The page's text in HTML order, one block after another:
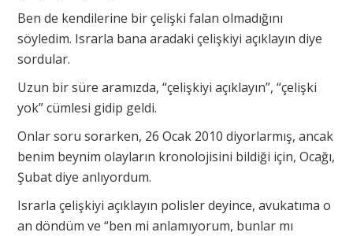
Ben de kendilerine bir çelişki falan olmadığını
söyledim. Israrla bana aradaki çelişkiyi açıklayın diye
sordular.
Uzun bir süre aramızda, “çelişkiyi açıklayın”, “çelişki
yok” cümlesi gidip geldi.
Onlar soru sorarken, 26 Ocak 2010 diyorlarmış, ancak
benim beynim olayların kronolojisini bildiği için, Ocağı,
Şubat diye anlıyordum.
Israrla çelişkiyi açıklayın polisler deyince, avukatıma o
an döndüm ve “ben mi anlamıyorum, bunlar mı